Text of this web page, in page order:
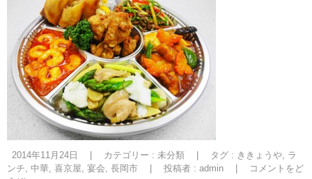
2014年11月24日 カテゴリー : 未分類 タグ : ききょうや, ラ
ンチ, 中華, 喜京屋, 宴会, 長岡市 投稿者 : admin
コメントをど